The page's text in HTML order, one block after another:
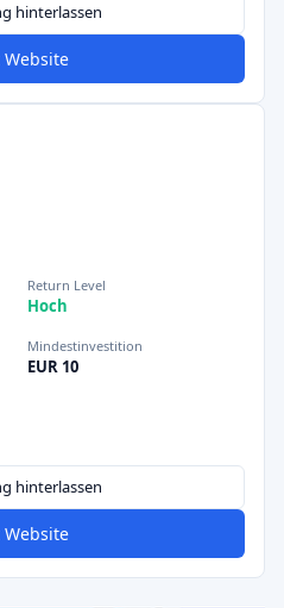
hinterlassen
Website
Return Level
Hoch
Mindestinvestition
EUR 10
hinterlassen
Website